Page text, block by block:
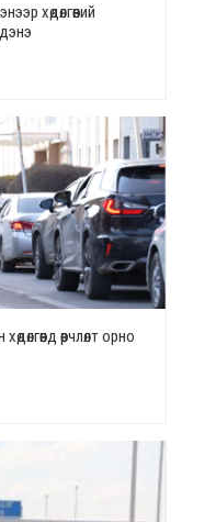
хөдөлгөөний
өөрчлөлт орно